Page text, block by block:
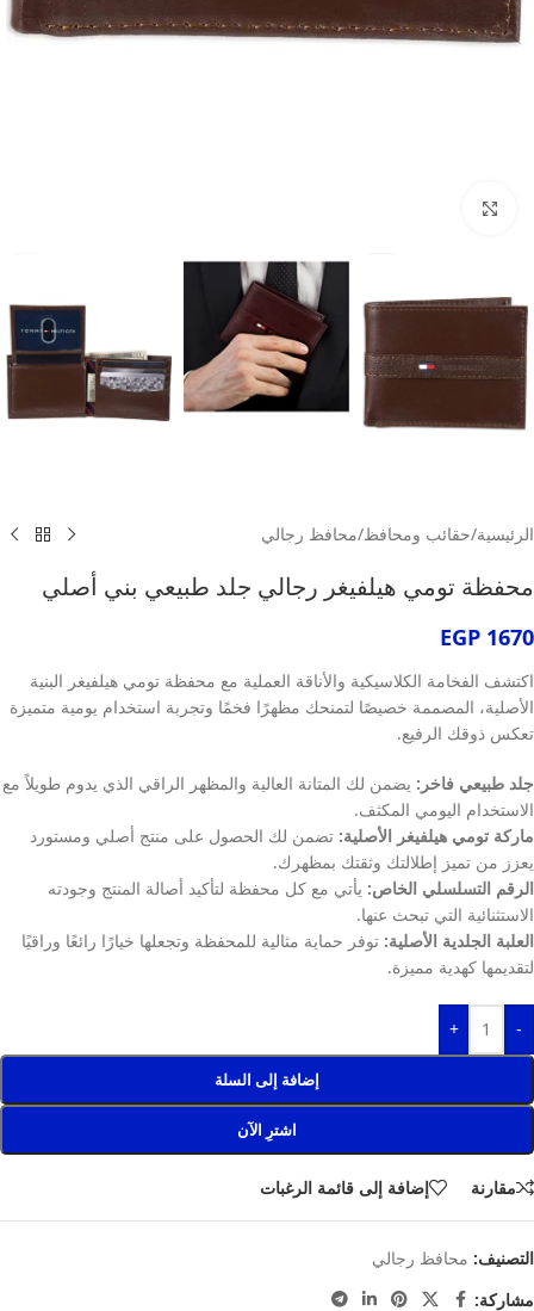
الرئيسية/حقائب ومحافظ/محافظ رجالي
محفظة تومي هيلفيغر رجالي جلد طبيعي بني أصلي
EGP 1670
اكتشف الفخامة الكلاسيكية والأناقة العملية مع محفظة تومي هيلفيغر البنية
الأصلية، المصممة خصيصًا لتمنحك مظهرًا فخمًا وتجربة استخدام يومية متميزة
تعكس ذوقك الرفيع.
جلد طبيعي فاخر: يضمن لك المتانة العالية والمظهر الراقي الذي يدوم طويلاً مع
الاستخدام اليومي المكثف.
ماركة تومي هيلفيغر الأصلية: تضمن لك الحصول على منتج أصلي ومستورد
يعزز من تميز إطلالتك وثقتك بمظهرك.
الرقم التسلسلي الخاص: يأتي مع كل محفظة لتأكيد أصالة المنتج وجودته
الاستثنائية التي تبحث عنها.
العلبة الجلدية الأصلية: توفر حماية مثالية للمحفظة وتجعلها خيارًا رائعًا وراقيًا
لتقديمها كهدية مميزة.
-
+
إضافة إلى السلة
اشترِ الآن
مقارنة إضافة إلى قائمة الرغبات
التصنيف: محافظ رجالي
مشاركة: